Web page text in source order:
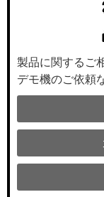
製品に関するご
デモ機のご依頼